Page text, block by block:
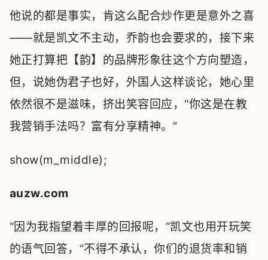
他说的都是事实，肯这么配合炒作更是意外之喜
——就是凯文不主动，乔韵也会要求的，接下来
她正打算把【韵】的品牌形象往这个方向塑造，
但，说她伪君子也好，外国人这样谈论，她心里
依然很不是滋味，挤出笑容回应，“你这是在教
我营销手法吗？富有分享精神。”
show(m_middle);
auzw.com
“因为我指望着丰厚的回报呢，”凯文也用开玩笑
的语气回答，“不得不承认，你们的退货率和销